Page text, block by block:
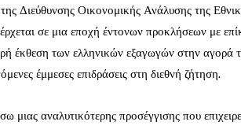
Διεύθυνσης Οικονομικής Ανάλυσης της
σε μια εποχή έντονων προκλήσεων με
έκθεση των ελληνικών εξαγωγών στην
έμμεσες επιδράσεις στη διεθνή ζήτηση.
μιας αναλυτικότερης προσέγγισης που